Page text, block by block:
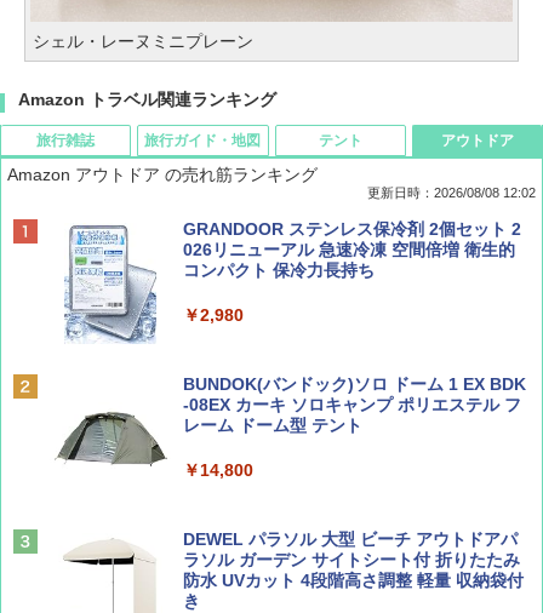
シェル・レーヌミニプレーン
Amazon トラベル関連ランキング
旅行雑誌
BE-PAL(ビ-パル) 2026年 9 月号【特別付録:
SOTO ミニマル"旅"財布 ランダム2種】
ディズニーファン ２０２６年 ９月号 [雑
誌] (ＤＩＳＮＥＹ ＦＡＮ)
山と溪谷 2026年8月号「南アルプス大全」
￥1,540
旅行ガイド・地図
D40 地球の歩き方 チェンマイ タイ北部の魅
力的な町 2026～2027 地球の歩き方D アジア
地球の歩き方 スター・ウォーズ
￥2,695
僕が見た未来【完全版】
￥0
テント
[キャンパーズコレクション 山善] ポップアッ
プテント 傘みたいに広げて畳める パッとサ
ッとサンシェード キューブ フルクローズ メ
&ハイキング カーキ PATC-150(KH)
PYKES PEAK (パイクスピーク) 着替えテン
人用 折りたたみ 防災グッズ 災害用トイレ ビ
￥4,980
アウトドア
Amazon アウトドア の売れ筋ランキング
更新日時：2026/08/08 12:02
GRANDOOR ステンレス保冷剤 2個セット 2
026リニューアル 急速冷凍 空間倍増 衛生的
コンパクト 保冷力長持ち
￥2,980
BUNDOK(バンドック)ソロ ドーム 1 EX BDK
-08EX カーキ ソロキャンプ ポリエステル フ
レーム ドーム型 テント
￥14,800
DEWEL パラソル 大型 ビーチ アウトドアパ
ラソル ガーデン サイトシート付 折りたたみ
防水 UVカット 4段階高さ調整 軽量 収納袋付
き